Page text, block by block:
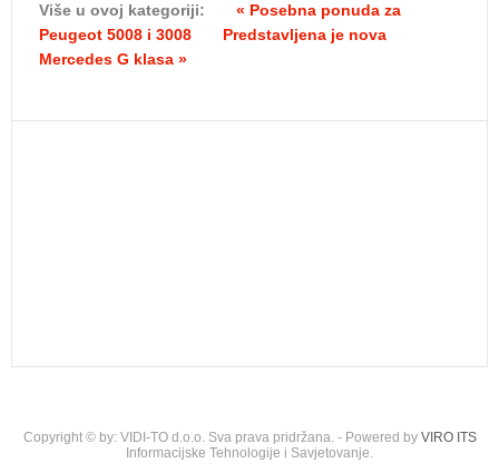
Više u ovoj kategoriji:
« Posebna ponuda za
Peugeot 5008 i 3008
Predstavljena je nova
Mercedes G klasa »
Copyright © by: VIDI-TO d.o.o. Sva prava pridržana. - Powered by VIRO ITS
Informacijske Tehnologije i Savjetovanje.